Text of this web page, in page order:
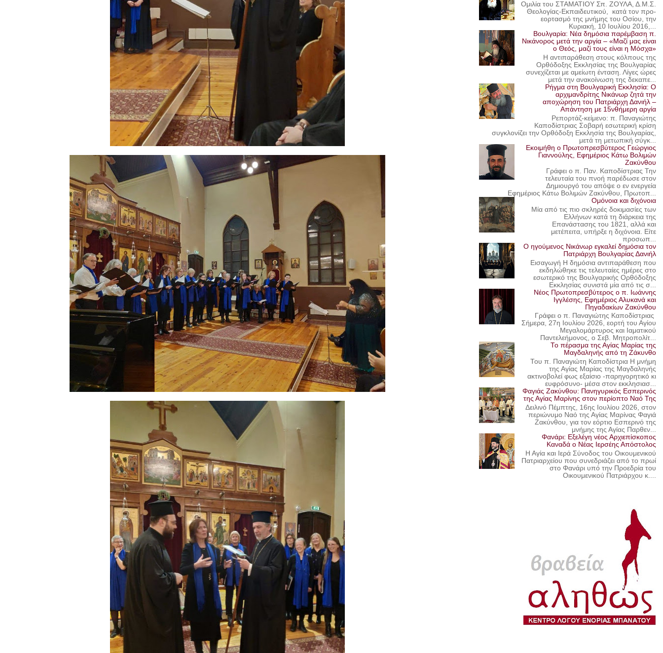
Ομιλία του ΣΤΑΜΑΤΙΟΥ Σπ. ΖΟΥΛΑ, Δ.Μ.Σ.
Θεολογίας-Εκπαιδευτικού, κατά τον προ-
εορτασμό της μνήμης του Οσίου, την
Κυριακή, 10 Ιουλίου 2016,...
Βουλγαρία: Νέα δημόσια παρέμβαση π.
Νικάνορος μετά την αργία – «Μαζί μας είναι
ο Θεός, μαζί τους είναι η Μόσχα»
Η αντιπαράθεση στους κόλπους της
Ορθόδοξης Εκκλησίας της Βουλγαρίας
συνεχίζεται με αμείωτη ένταση. Λίγες ώρες
μετά την ανακοίνωση της δεκαπε...
Ρήγμα στη Βουλγαρική Εκκλησία: Ο
αρχιμανδρίτης Νικάνωρ ζητά την
αποχώρηση του Πατριάρχη Δανιήλ –
Απάντηση με 15νθήμερη αργία
Ρεπορτάζ-κείμενο: π. Παναγιώτης
Καποδίστριας Σοβαρή εσωτερική κρίση
συγκλονίζει την Ορθόδοξη Εκκλησία της Βουλγαρίας,
μετά τη μετωπική σύγκ...
Εκοιμήθη ο Πρωτοπρεσβύτερος Γεώργιος
Γιαννούλης, Εφημέριος Κάτω Βολιμών
Ζακύνθου
Γράφει ο π. Παν. Καποδίστριας Την
τελευταία του πνοή παρέδωσε στον
Δημιουργό του απόψε ο εν ενεργεία
Εφημέριος Κάτω Βολιμών Ζακύνθου, Πρωτοπ...
Ομόνοια και διχόνοια
Μία από τις πιο σκληρές δοκιμασίες των
Ελλήνων κατά τη διάρκεια της
Επανάστασης του 1821, αλλά και
μετέπειτα, υπήρξε η διχόνοια. Είτε
προσωπ...
Ο ηγούμενος Νικάνωρ εγκαλεί δημόσια τον
Πατριάρχη Βουλγαρίας Δανιήλ
Εισαγωγή Η δημόσια αντιπαράθεση που
εκδηλώθηκε τις τελευταίες ημέρες στο
εσωτερικό της Βουλγαρικής Ορθόδοξης
Εκκλησίας συνιστά μία από τις σ...
Νέος Πρωτοπρεσβύτερος ο π. Ιωάννης
Ιγγλέσης, Εφημέριος Αλυκανά και
Πηγαδακίων Ζακύνθου
Γράφει ο π. Παναγιώτης Καποδίστριας
Σήμερα, 27η Ιουλίου 2026, εορτή του Αγίου
Μεγαλομάρτυρος και Ιαματικού
Παντελεήμονος, ο Σεβ. Μητροπολίτ...
Το πέρασμα της Αγίας Μαρίας της
Μαγδαληνής από τη Ζάκυνθο
Του π. Παναγιώτη Καποδίστρια Η μνήμη
της Αγίας Μαρίας της Μαγδαληνής
ακτινοβολεί φως εξαίσιο -παρηγορητικό κι
ευφρόσυνο- μέσα στον εκκλησιασ...
Φαγιάς Ζακύνθου: Πανηγυρικός Εσπερινός
της Αγίας Μαρίνης στον περίοπτο Ναό Της
Δειλινό Πέμπτης, 16ης Ιουλίου 2026, στον
περιώνυμο Ναό της Αγίας Μαρίνας Φαγιά
Ζακύνθου, για τον εόρτιο Εσπερινό της
μνήμης της Αγίας Παρθεν...
Φανάρι: Εξελέγη νέος Αρχιεπίσκοπος
Καναδά ο Νέας Ιερσέης Απόστολος
Η Αγία και Ιερά Σύνοδος του Οικουμενικού
Πατριαρχείου που συνεδριάζει από το πρωί
στο Φανάρι υπό την Προεδρία του
Οικουμενικού Πατριάρχου κ....